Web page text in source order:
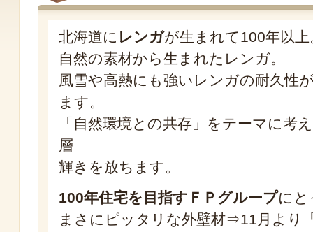
北海道に レンガが生まれて100年以上
自然の素材から生まれたレンガ。
風雪や高熱にも強いレンガの耐久性
ます。
「自然環境との共存」をテーマに考
層
輝きを放ちます。
100年住宅を目指すＦＰグループにと
まさにピッタリな外壁材⇒11月より